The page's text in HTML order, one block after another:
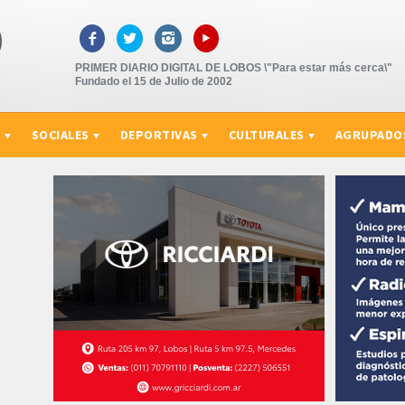
   ▸
PRIMER DIARIO DIGITAL DE LOBOS \"Para estar más cerca\"
Fundado el 15 de Julio de 2002
SOCIALES DEPORTIVAS CULTURALES